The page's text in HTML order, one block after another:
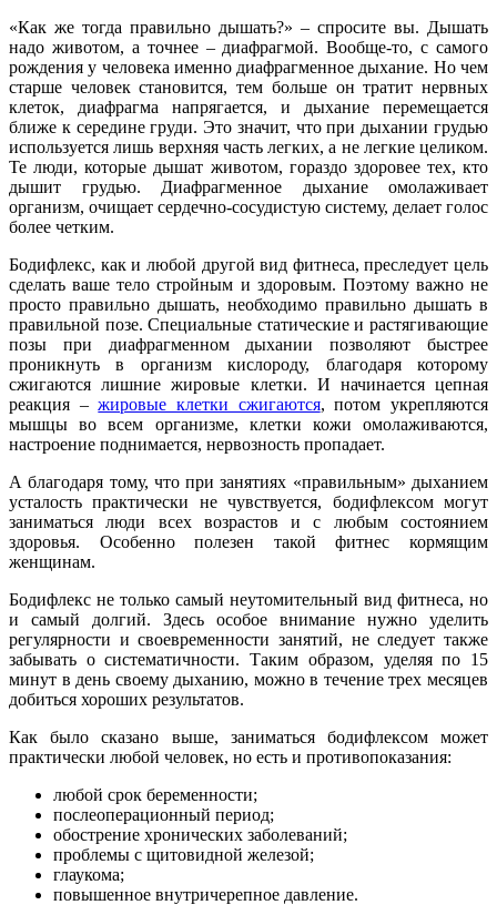
«Как же тогда правильно дышать?» – спросите вы. Дышать
надо животом, а точнее – диафрагмой. Вообще-то, с самого
рождения у человека именно диафрагменное дыхание. Но чем
старше человек становится, тем больше он тратит нервных
клеток, диафрагма напрягается, и дыхание перемещается
ближе к середине груди. Это значит, что при дыхании грудью
используется лишь верхняя часть легких, а не легкие целиком.
Те люди, которые дышат животом, гораздо здоровее тех, кто
дышит грудью. Диафрагменное дыхание омолаживает
организм, очищает сердечно-сосудистую систему, делает голос
более четким.
Бодифлекс, как и любой другой вид фитнеса, преследует цель
сделать ваше тело стройным и здоровым. Поэтому важно не
просто правильно дышать, необходимо правильно дышать в
правильной позе. Специальные статические и растягивающие
позы при диафрагменном дыхании позволяют быстрее
проникнуть в организм кислороду, благодаря которому
сжигаются лишние жировые клетки. И начинается цепная
реакция –жировые клетки сжигаются, потом укрепляются
мышцы во всем организме, клетки кожи омолаживаются,
настроение поднимается, нервозность пропадает.
А благодаря тому, что при занятиях «правильным» дыханием
усталость практически не чувствуется, бодифлексом могут
заниматься люди всех возрастов и с любым состоянием
здоровья. Особенно полезен такой фитнес кормящим
женщинам.
Бодифлекс не только самый неутомительный вид фитнеса, но
и самый долгий. Здесь особое внимание нужно уделить
регулярности и своевременности занятий, не следует также
забывать о систематичности. Таким образом, уделяя по 15
минут в день своему дыханию, можно в течение трех месяцев
добиться хороших результатов.
Как было сказано выше, заниматься бодифлексом может
практически любой человек, но есть и противопоказания:
любой срок беременности;
послеоперационный период;
обострение хронических заболеваний;
проблемы с щитовидной железой;
глаукома;
повышенное внутричерепное давление.